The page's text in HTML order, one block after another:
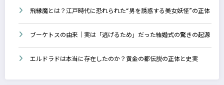
飛縁魔とは？江戸時代に恐れられた“男を誘惑する美女妖怪”の正体
ブーケトスの由来｜実は「逃げるため」だった結婚式の驚きの起源
エルドラドは本当に存在したのか？黄金の都伝説の正体と史実